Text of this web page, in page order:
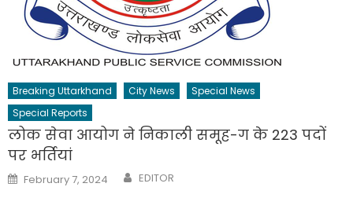
Breaking Uttarkhand City News
Special News
Special Reports
लोक सेवा आयोग ने निकाली समूह-ग के 223 पदों
पर भर्तियां
Posted
on
February 7, 2024 Author
EDITOR